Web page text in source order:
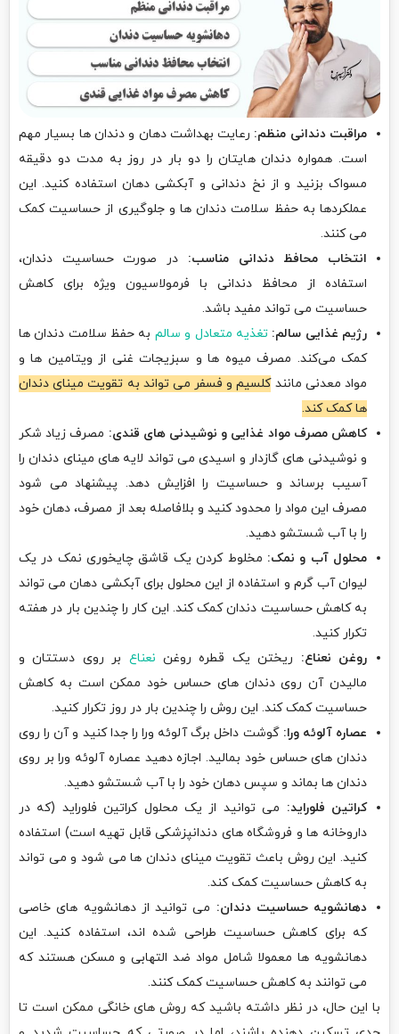
مراقبت دندانی منظم: رعایت بهداشت دهان و دندان ها بسیار مهم
است. همواره دندان هایتان را دو بار در روز به مدت دو دقیقه
مسواک بزنید و از نخ دندانی و آبکشی دهان استفاده کنید. این
عملکردها به حفظ سلامت دندان ها و جلوگیری از حساسیت کمک
می کنند.
انتخاب محافظ دندانی مناسب: در صورت حساسیت دندان،
استفاده از محافظ دندانی با فرمولاسیون ویژه برای کاهش
حساسیت می تواند مفید باشد.
رژیم غذایی سالم: تغذیه متعادل و سالم به حفظ سلامت دندان ها
کمک می‌کند. مصرف میوه ها و سبزیجات غنی از ویتامین ها و
مواد معدنی مانندکلسیم و فسفر می تواند به تقویت مینای دندان
ها کمک کند.
کاهش مصرف مواد غذایی و نوشیدنی های قندی: مصرف زیاد شکر
و نوشیدنی های گازدار و اسیدی می تواند لایه های مینای دندان را
آسیب برساند و حساسیت را افزایش دهد. پیشنهاد می شود
مصرف این مواد را محدود کنید و بلافاصله بعد از مصرف، دهان خود
را با آب شستشو دهید.
محلول آب و نمک: مخلوط کردن یک قاشق چایخوری نمک در یک
لیوان آب گرم و استفاده از این محلول برای آبکشی دهان می تواند
به کاهش حساسیت دندان کمک کند. این کار را چندین بار در هفته
تکرار کنید.
روغن نعناع: ریختن یک قطره روغن نعناع بر روی دستتان و
مالیدن آن روی دندان های حساس خود ممکن است به کاهش
حساسیت کمک کند. این روش را چندین بار در روز تکرار کنید.
عصاره آلوئه ورا: گوشت داخل برگ آلوئه ورا را جدا کنید و آن را روی
دندان های حساس خود بمالید. اجازه دهید عصاره آلوئه ورا بر روی
دندان ها بماند و سپس دهان خود را با آب شستشو دهید.
کراتین فلوراید: می توانید از یک محلول کراتین فلوراید (که در
داروخانه ها و فروشگاه های دندانپزشکی قابل تهیه است) استفاده
کنید. این روش باعث تقویت مینای دندان ها می شود و می تواند
به کاهش حساسیت کمک کند.
دهانشویه حساسیت دندان: می توانید از دهانشویه های خاصی
که برای کاهش حساسیت طراحی شده اند، استفاده کنید. این
دهانشویه ها معمولا شامل مواد ضد التهابی و مسکن هستند که
می توانند به کاهش حساسیت کمک کنند.
با این حال، در نظر داشته باشید که روش های خانگی ممکن است تا